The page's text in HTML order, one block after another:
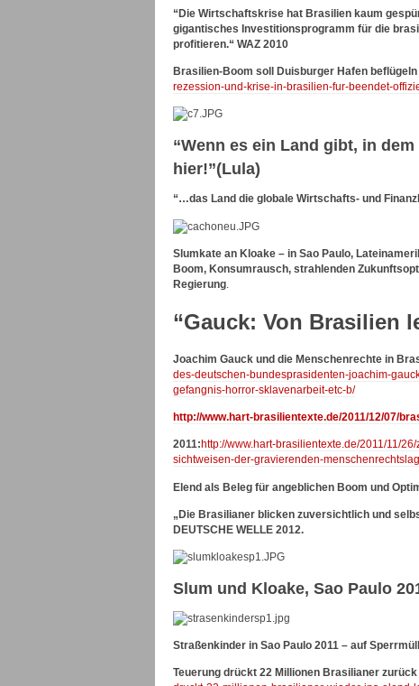
“Die Wirtschaftskrise hat Brasilien kaum
gigantisches Investitionsprogramm für die
profitieren.“ WAZ 2010
Brasilien-Boom soll Duisburger Hafen beflügeln
rezession-und-krise-in-brasilien-fur-beendet-
“Wenn es ein Land gibt, in
hier!”(Lula)
“…das Land die globale Wirtschafts- und
Slumkate an Kloake – in Sao Paulo,
Boom, Konsumrausch, strahlenden
Regierung
“Gauck: Von Brasilien
Joachim Gauck und die Menschenrechte in
des-deutschen-bundesprasidenten-joachim-
gefangnis-horror-sklavenarbeit-etc-b/
http://www.hart-brasilientexte.de/2011/12/07/
2011:http://www.hart-brasilientexte.de/2011/11/
sichtweisen-der-gravierenden-
Elend als Beleg für angeblichen Boom und
„Die Brasilianer blicken zuversichtlich und
DEUTSCHE WELLE 2012.
Slum und Kloake, Sao Paulo
Straßenkinder in Sao Paulo 2011 – auf
Teuerung drückt 22 Millionen Brasilianer zurück